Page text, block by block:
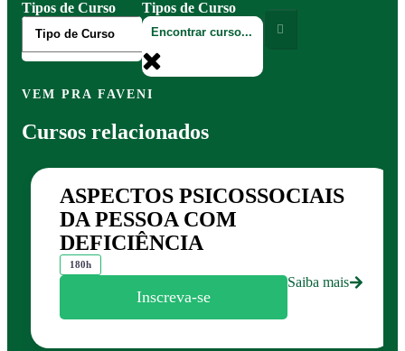
Tipos de Curso
Tipos de Curso
VEM PRA FAVENI
Cursos relacionados
ASPECTOS PSICOSSOCIAIS
DA PESSOA COM
DEFICIÊNCIA
180h
Inscreva-se
Saiba mais